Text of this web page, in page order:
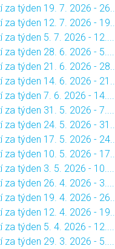
za týden 19. 7. 2026 - 26....
za týden 12. 7. 2026 - 19....
za týden 5. 7. 2026 - 12....
za týden 28. 6. 2026 - 5....
za týden 21. 6. 2026 - 28....
za týden 14. 6. 2026 - 21....
za týden 7. 6. 2026 - 14....
za týden 31. 5. 2026 - 7....
za týden 24. 5. 2026 - 31....
za týden 17. 5. 2026 - 24....
za týden 10. 5. 2026 - 17....
za týden 3. 5. 2026 - 10....
za týden 26. 4. 2026 - 3....
za týden 19. 4. 2026 - 26....
za týden 12. 4. 2026 - 19....
za týden 5. 4. 2026 - 12....
za týden 29. 3. 2026 - 5....